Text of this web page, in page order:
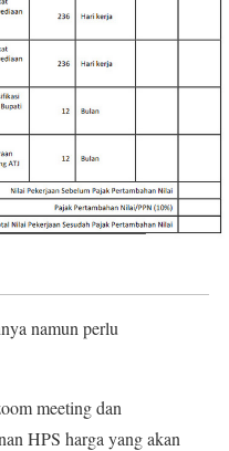
namun perlu
meeting dan
HPS harga yang akan